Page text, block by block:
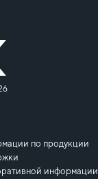
по продукции
информации